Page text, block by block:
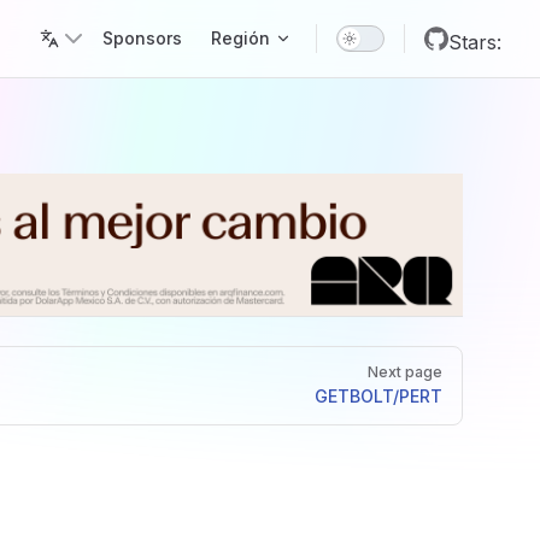
Sponsors Región Stars:
Next page
GETBOLT/PERT